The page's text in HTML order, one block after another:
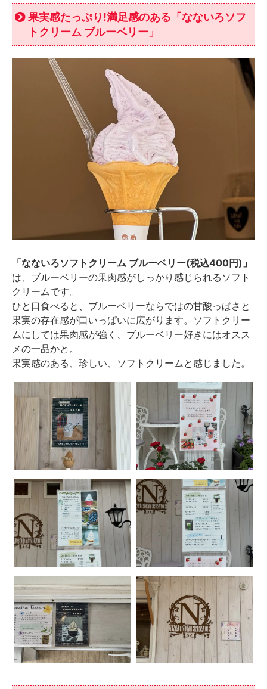
果実感たっぷり!満足感のある「なないろソフ
トクリーム ブルーベリー」
「なないろソフトクリーム ブルーベリー(税込400円)」
は、ブルーベリーの果肉感がしっかり感じられるソフト
クリームです。
ひと口食べると、ブルーベリーならではの甘酸っぱさと
果実の存在感が口いっぱいに広がります。ソフトクリー
ムにしては果肉感が強く、ブルーベリー好きにはオスス
メの一品かと。
果実感のある、珍しい、ソフトクリームと感じました。